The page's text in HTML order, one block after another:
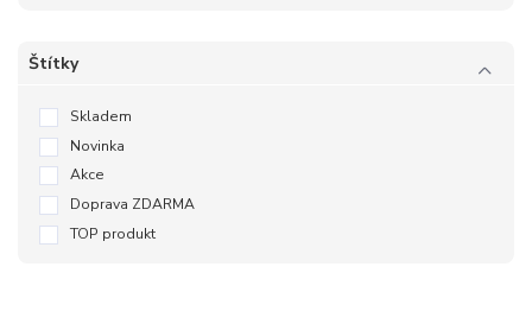
Štítky
Skladem
Novinka
Akce
Doprava ZDARMA
TOP produkt